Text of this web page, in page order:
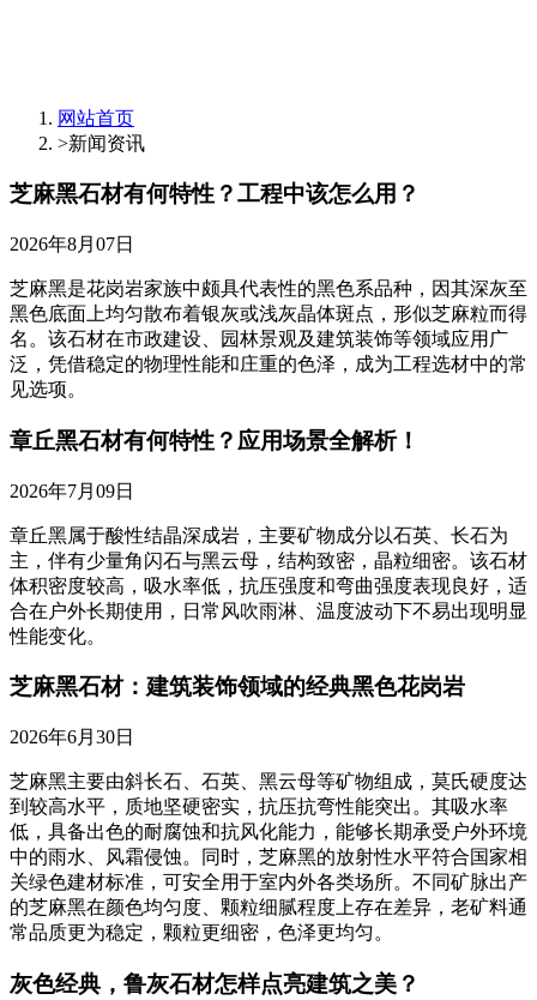
网站首页
>新闻资讯
芝麻黑石材有何特性？工程中该怎么用？
2026年8月07日
芝麻黑是花岗岩家族中颇具代表性的黑色系品种，因其深灰至
黑色底面上均匀散布着银灰或浅灰晶体斑点，形似芝麻粒而得
名。该石材在市政建设、园林景观及建筑装饰等领域应用广
泛，凭借稳定的物理性能和庄重的色泽，成为工程选材中的常
见选项。
章丘黑石材有何特性？应用场景全解析！
2026年7月09日
章丘黑属于酸性结晶深成岩，主要矿物成分以石英、长石为
主，伴有少量角闪石与黑云母，结构致密，晶粒细密。该石材
体积密度较高，吸水率低，抗压强度和弯曲强度表现良好，适
合在户外长期使用，日常风吹雨淋、温度波动下不易出现明显
性能变化。
芝麻黑石材：建筑装饰领域的经典黑色花岗岩
2026年6月30日
芝麻黑主要由斜长石、石英、黑云母等矿物组成，莫氏硬度达
到较高水平，质地坚硬密实，抗压抗弯性能突出。其吸水率
低，具备出色的耐腐蚀和抗风化能力，能够长期承受户外环境
中的雨水、风霜侵蚀。同时，芝麻黑的放射性水平符合国家相
关绿色建材标准，可安全用于室内外各类场所。不同矿脉出产
的芝麻黑在颜色均匀度、颗粒细腻程度上存在差异，老矿料通
常品质更为稳定，颗粒更细密，色泽更均匀。
灰色经典，鲁灰石材怎样点亮建筑之美？